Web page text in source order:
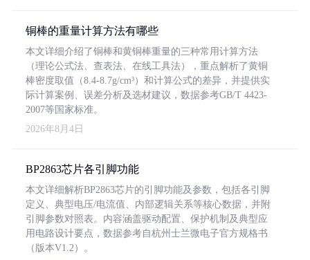
铜棒的重量计算方法有哪些
本文详细介绍了铜棒和黄铜棒重量的三种常用计算方法
（理论公式法、查表法、在线工具法），重点解析了黄铜
棒密度取值（8.4-8.7g/cm³）和计算公式的差异，并提供实
际计算案例、误差分析及选材建议，数据参考GB/T 4423-
2007等国家标准。
2026年8月4日
BP2863芯片各引脚功能
本文详细解析BP2863芯片的引脚功能及参数，包括各引脚
定义、典型电压/电流值、内部逻辑关系等核心数据，并附
引脚参数对照表。内容涵盖驱动配置、保护机制及典型应
用电路设计要点，数据参考自杭州士兰微电子官方规格书
（版本V1.2）。